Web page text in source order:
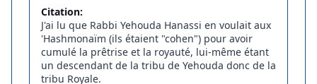
Citation:
J'ai lu que Rabbi Yehouda Hanassi en voulait aux
'Hashmonaïm (ils étaient "cohen") pour avoir
cumulé la prêtrise et la royauté, lui-même étant
un descendant de la tribu de Yehouda donc de la
tribu Royale.